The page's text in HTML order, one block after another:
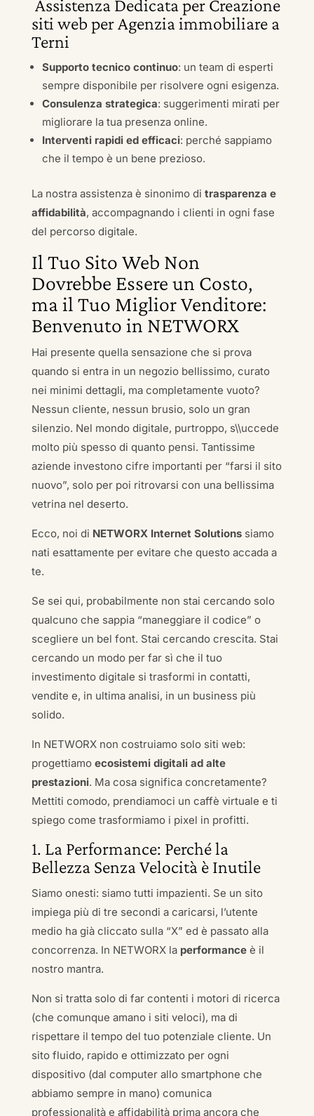
Assistenza Dedicata per Creazione
siti web per Agenzia immobiliare a
Terni
Supporto tecnico continuo: un team di esperti
sempre disponibile per risolvere ogni esigenza.
Consulenza strategica: suggerimenti mirati per
migliorare la tua presenza online.
Interventi rapidi ed efficaci: perché sappiamo
che il tempo è un bene prezioso.
La nostra assistenza è sinonimo di trasparenza e
affidabilità, accompagnando i clienti in ogni fase
del percorso digitale.
Il Tuo Sito Web Non
Dovrebbe Essere un Costo,
ma il Tuo Miglior Venditore:
Benvenuto in NETWORX
Hai presente quella sensazione che si prova
quando si entra in un negozio bellissimo, curato
nei minimi dettagli, ma completamente vuoto?
Nessun cliente, nessun brusio, solo un gran
silenzio. Nel mondo digitale, purtroppo, s\\uccede
molto più spesso di quanto pensi. Tantissime
aziende investono cifre importanti per “farsi il sito
nuovo”, solo per poi ritrovarsi con una bellissima
vetrina nel deserto.
Ecco, noi di NETWORX Internet Solutionssiamo
nati esattamente per evitare che questo accada a
te.
Se sei qui, probabilmente non stai cercando solo
qualcuno che sappia “maneggiare il codice” o
scegliere un bel font. Stai cercando crescita. Stai
cercando un modo per far sì che il tuo
investimento digitale si trasformi in contatti,
vendite e, in ultima analisi, in un business più
solido.
In NETWORX non costruiamo solo siti web:
progettiamo ecosistemi digitali ad alte
prestazioni. Ma cosa significa concretamente?
Mettiti comodo, prendiamoci un caffè virtuale e ti
spiego come trasformiamo i pixel in profitti.
1. La Performance: Perché la
Bellezza Senza Velocità è Inutile
Siamo onesti: siamo tutti impazienti. Se un sito
impiega più di tre secondi a caricarsi, l’utente
medio ha già cliccato sulla “X” ed è passato alla
concorrenza. In NETWORX la performanceè il
nostro mantra.
Non si tratta solo di far contenti i motori di ricerca
(che comunque amano i siti veloci), ma di
rispettare il tempo del tuo potenziale cliente. Un
sito fluido, rapido e ottimizzato per ogni
dispositivo (dal computer allo smartphone che
abbiamo sempre in mano) comunica
professionalità e affidabilità prima ancora che